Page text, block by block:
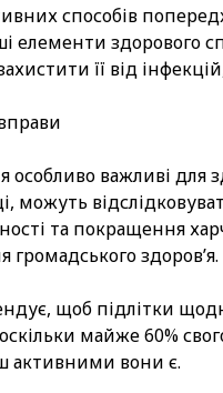
способів
елементи здорового
її від
важливі для
можуть
та покращення
здоров’я.
щоб підлітки
майже 60%
активними вони є.